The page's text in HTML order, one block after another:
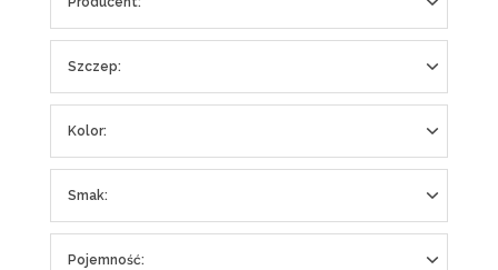
Szczep:
Kolor:
Smak:
Pojemność: